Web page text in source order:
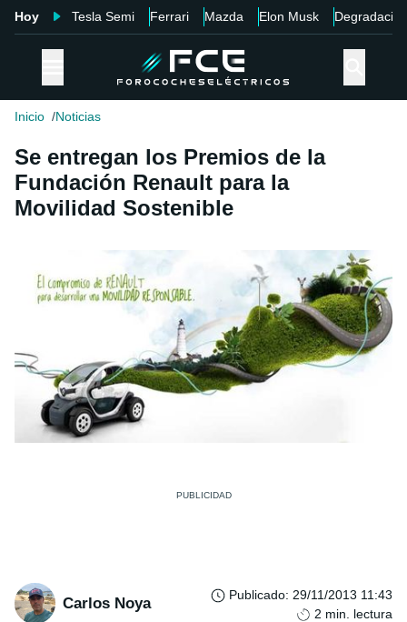
Hoy Tesla Semi Ferrari Mazda Elon Musk Degradación
Inicio Noticias
Se entregan los Premios de la
Fundación Renault para la
Movilidad Sostenible
Carlos Noya Publicado: 29/11/2013 11:43
2 min. lectura